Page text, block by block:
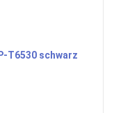
T6530 schwarz